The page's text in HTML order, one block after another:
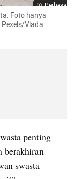
Perbesar
Foto hanya
Vlada
penting
berakhiran
swasta